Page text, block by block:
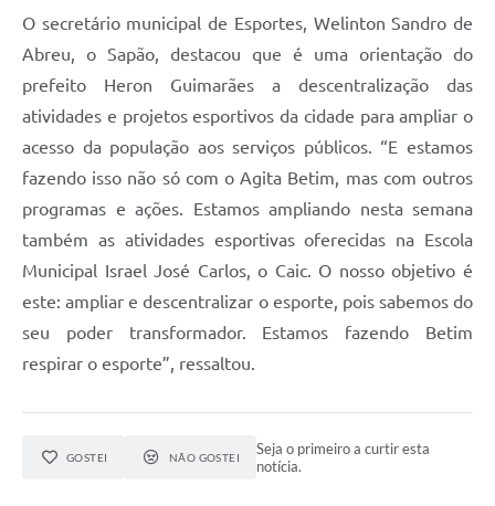
O secretário municipal de Esportes, Welinton Sandro de
Abreu, o Sapão, destacou que é uma orientação do
prefeito Heron Guimarães a descentralização das
atividades e projetos esportivos da cidade para ampliar o
acesso da população aos serviços públicos. “E estamos
fazendo isso não só com o Agita Betim, mas com outros
programas e ações. Estamos ampliando nesta semana
também as atividades esportivas oferecidas na Escola
Municipal Israel José Carlos, o Caic. O nosso objetivo é
este: ampliar e descentralizar o esporte, pois sabemos do
seu poder transformador. Estamos fazendo Betim
respirar o esporte”, ressaltou.
GOSTEI NÃO GOSTEI
Seja o primeiro a curtir esta
notícia.